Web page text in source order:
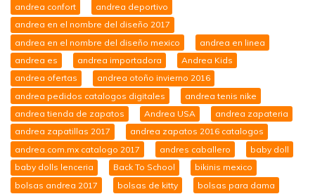
andrea confort
andrea deportivo
andrea en el nombre del diseño 2017
andrea en el nombre del diseño mexico
andrea en linea
andrea es
andrea importadora
Andrea Kids
andrea ofertas
andrea otoño invierno 2016
andrea pedidos catalogos digitales
andrea tenis nike
andrea tienda de zapatos
Andrea USA
andrea zapateria
andrea zapatillas 2017
andrea zapatos 2016 catalogos
andrea.com.mx catalogo 2017
andres caballero
baby doll
baby dolls lenceria
Back To School
bikinis mexico
bolsas andrea 2017
bolsas de kitty
bolsas para dama